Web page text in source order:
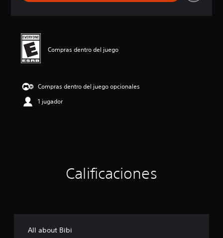
c
o
s
Compras dentro del juego
Compras dentro del juego opcionales
1 jugador
Calificaciones
All about Bibi